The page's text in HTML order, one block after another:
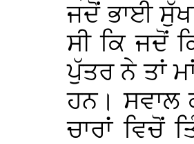
ਜਦੋਂ ਭਾਈ
ਸੀ ਕਿ ਜਦੋਂ
ਪੁੱਤਰ ਨੇ ਤਾਂ
ਹਨ। ਸਵਾਲ
ਚਾਰਾਂ ਵਿਚੋਂ